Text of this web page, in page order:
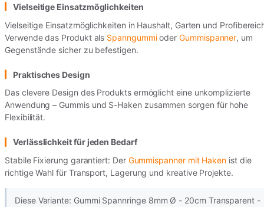
Vielseitige Einsatzmöglichkeiten
Vielseitige Einsatzmöglichkeiten in Haushalt, Garten und
Verwende das Produkt als SpanngummioderGummispanner, um
Gegenstände sicher zu befestigen.
Praktisches Design
Das clevere Design des Produkts ermöglicht eine unkomplizierte
Anwendung – Gummis und S-Haken zusammen sorgen für hohe
Flexibilität.
Verlässlichkeit für jeden Bedarf
Stabile Fixierung garantiert: Der Gummispanner mit Haken ist die
richtige Wahl für Transport, Lagerung und kreative Projekte.
Diese Variante: Gummi Spannringe 8mm Ø - 20cm Transparent -